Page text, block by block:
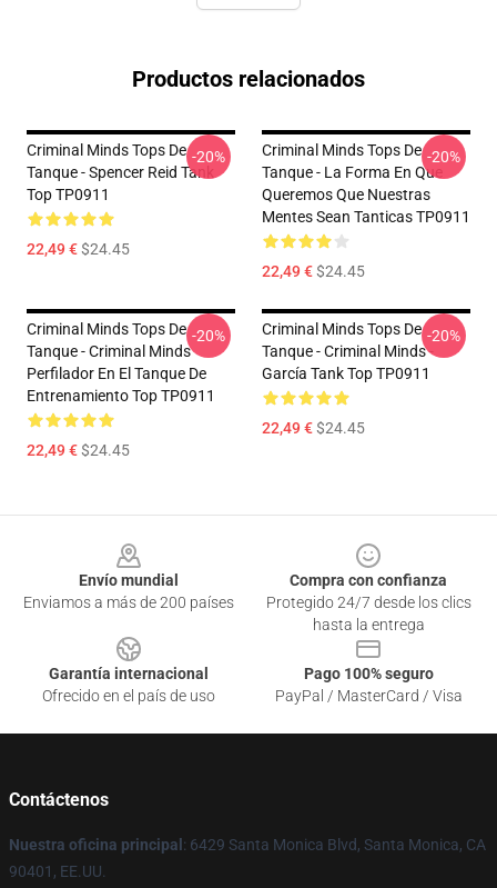
Productos relacionados
Criminal Minds Tops De
Tanque - Spencer Reid Tank
Top TP0911
22,49 €$24.45
-20%
Criminal Minds Tops De
Tanque - La Forma En Que
Queremos Que Nuestras
Mentes Sean Tanticas TP0911
22,49 €$24.45
-20%
Criminal Minds Tops De
Tanque - Criminal Minds
Perfilador En El Tanque De
Entrenamiento Top TP0911
22,49 €$24.45
-20%
Criminal Minds Tops De
Tanque - Criminal Minds -
García Tank Top TP0911
22,49 €$24.45
-20%
Envío mundial
Enviamos a más de 200 países
Compra con confianza
Protegido 24/7 desde los clics
hasta la entrega
Garantía internacional
Ofrecido en el país de uso
Pago 100% seguro
PayPal / MasterCard / Visa
Contáctenos
Nuestra oficina principal : 6429 Santa Monica Blvd, Santa Monica, CA
90401, EE.UU.